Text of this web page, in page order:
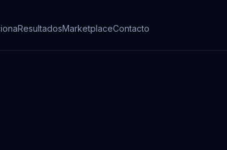
ResultadosMarketplaceContacto